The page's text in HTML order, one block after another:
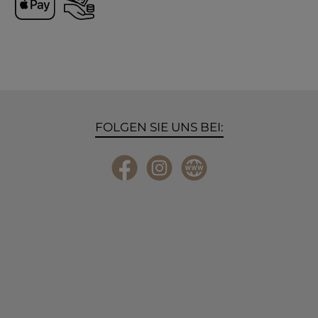
FOLGEN SIE UNS BEI:
FacebookInstagramWebsite